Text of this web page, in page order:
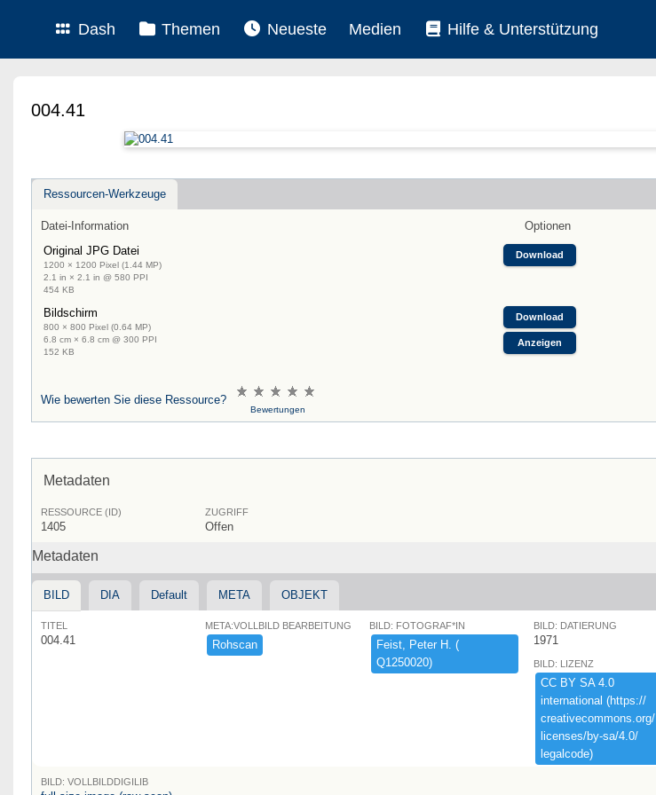
Dash Themen Neueste Medien Hilfe & Unterstützung
004.41
Ressourcen-Werkzeuge
Datei-Information
Optionen
Original JPG Datei
1200 × 1200 Pixel (1.44 MP)
2.1 in × 2.1 in @ 580 PPI
454 KB
Download
Bildschirm
800 × 800 Pixel (0.64 MP)
6.8 cm × 6.8 cm @ 300 PPI
152 KB
Download
Anzeigen
Wie bewerten Sie diese Ressource?
Bewertungen
Metadaten
RESSOURCE (ID)
1405
ZUGRIFF
Offen
Metadaten
BILD DIA Default META OBJEKT
TITEL
004.41
META:VOLLBILD BEARBEITUNG
Rohscan
BILD: FOTOGRAF*IN
Feist,​ ​Peter ​H.​ ​(​
Q1250020)​
BILD: DATIERUNG
1971
BILD: LIZENZ
CC ​BY ​SA ​4.​0 ​
international ​(​https:​/​/​
creativecommons.​org/​
licenses/​by-​sa/​4.​0/​
legalcode)​
BILD: VOLLBILDDIGILIB